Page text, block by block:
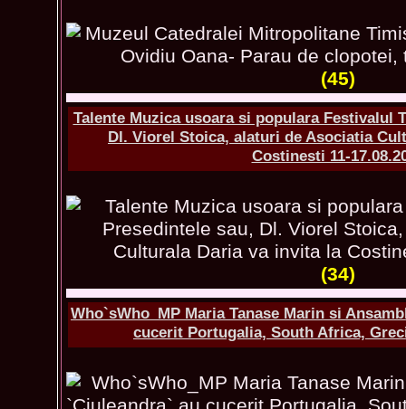
(45)
Talente Muzica usoara si populara Festivalul
Dl. Viorel Stoica, alaturi de Asociatia
Costinesti 11-
(34)
Who`sWho_MP Maria Tanase Marin si
cucerit Portugalia, South Africa,